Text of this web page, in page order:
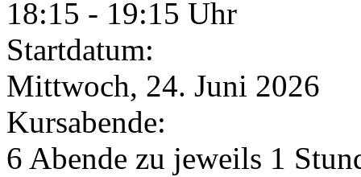
18:15 - 19:15 Uhr
Startdatum:
Mittwoch, 24. Juni 2026
Kursabende:
6 Abende zu jeweils 1